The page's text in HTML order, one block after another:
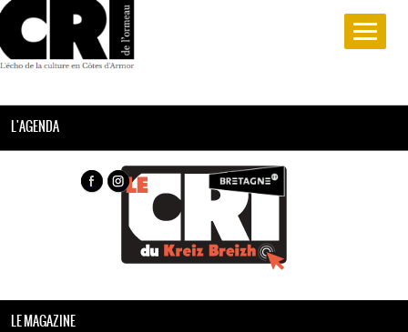
L'AGENDA
LE MAGAZINE